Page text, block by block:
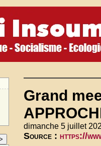
Grand
dimanche 5 juillet
Source : https://